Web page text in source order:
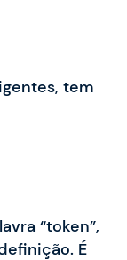
tem
“token”,
É